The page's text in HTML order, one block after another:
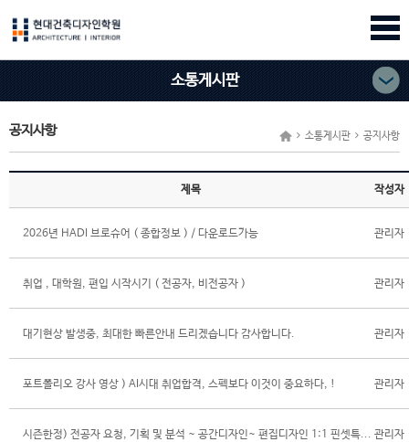
소통게시판
공지사항 소통게시판 공지사항
제목 작성자
2026년 HADI 브로슈어 ( 종합정보 ) / 다운로드가능 관리자
취업 , 대학원, 편입 시작시기 ( 전공자, 비전공자 ) 관리자
대기현상 발생중, 최대한 빠른안내 드리겠습니다 감사합니다. 관리자
포트폴리오 강사 영상 ) AI시대 취업합격, 스펙보다 이것이 중요하다, ! 관리자
시즌한정) 전공자 요청, 기획 및 분석 ~ 공간디자인~ 편집디자인 1:1 핀셋특... 관리자